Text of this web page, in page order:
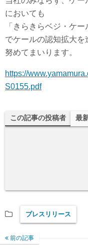
においても
「きらきらベジ・ケ
でケールの認知拡大を
努めてまいります。
https://
S0155.pdf
この記事の投稿者 最
プレスリリース
前の記事